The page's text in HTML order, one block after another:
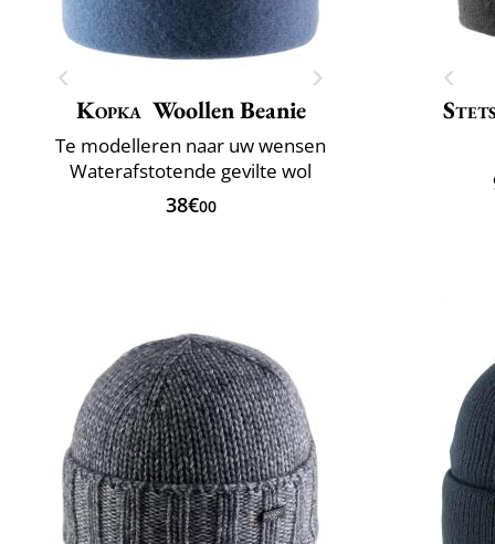
Kopka Woollen Beanie
Te modelleren naar uw wensen
Waterafstotende gevilte wol
38€00